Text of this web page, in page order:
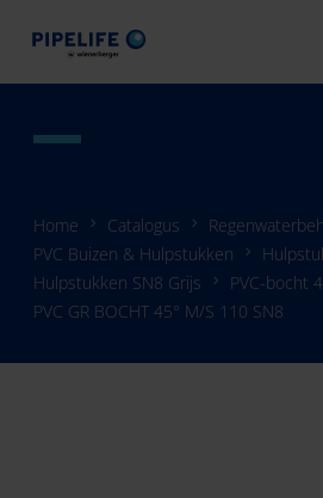
Home Catalogus
PVC Buizen & Hulpstukken
Hulpstukken SN8 Grijs
PVC-bocht
PVC GR BOCHT 45° M/S 110 SN8